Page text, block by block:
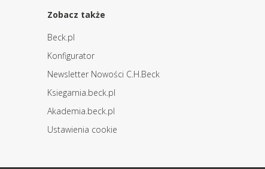
Zobacz także
Beck.pl
Konfigurator
Newsletter Nowości C.H.Beck
Ksiegarnia.beck.pl
Akademia.beck.pl
Ustawienia cookie